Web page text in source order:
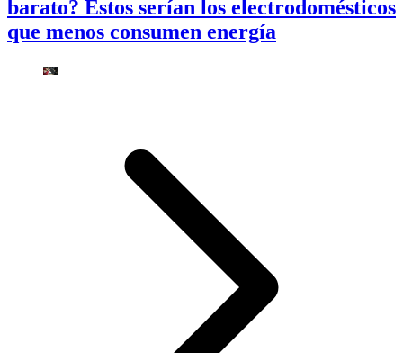
barato? Estos serían los electrodomésticos
que menos consumen energía